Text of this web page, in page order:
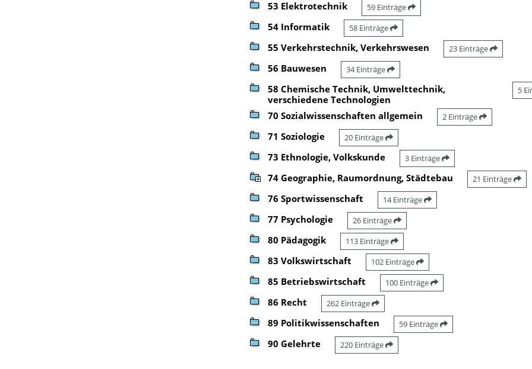
53 Elektrotechnik 59 Einträge
54 Informatik 58 Einträge
55 Verkehrstechnik, Verkehrswesen 23 Einträge
56 Bauwesen 34 Einträge
58 Chemische Technik, Umwelttechnik,
verschiedene Technologien
5
70 Sozialwissenschaften allgemein 2 Einträge
71 Soziologie 20 Einträge
73 Ethnologie, Volkskunde 3 Einträge
74 Geographie, Raumordnung, Städtebau 21 Einträge
76 Sportwissenschaft 14 Einträge
77 Psychologie 26 Einträge
80 Pädagogik 113 Einträge
83 Volkswirtschaft 102 Einträge
85 Betriebswirtschaft 100 Einträge
86 Recht 262 Einträge
89 Politikwissenschaften 59 Einträge
90 Gelehrte 220 Einträge